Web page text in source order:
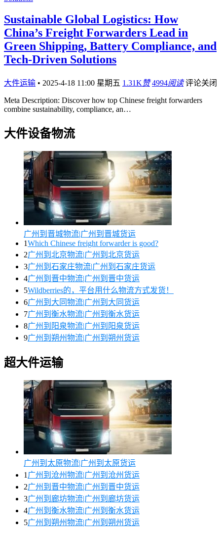
Sustainable Global Logistics: How
China’s Freight Forwarders Lead in
Green Shipping, Battery Compliance, and
Tech-Driven Solutions
大件运输 • 2025-4-18 11:00 星期五 1.31K赞 4994阅读 评论关闭
Meta Description: Discover how top Chinese freight forwarders
combine sustainability, compliance, an…
大件设备物流
广州到晋城物流|广州到晋城货运
1Which Chinese freight forwarder is good?
2广州到北京物流|广州到北京货运
3广州到石家庄物流|广州到石家庄货运
4广州到晋中物流|广州到晋中货运
5Wildberries的，平台用什么物流方式发货！
6广州到大同物流|广州到大同货运
7广州到衡水物流|广州到衡水货运
8广州到阳泉物流|广州到阳泉货运
9广州到朔州物流|广州到朔州货运
超大件运输
广州到太原物流|广州到太原货运
1 广州到沧州物流|广州到沧州货运
2广州到晋中物流|广州到晋中货运
3广州到廊坊物流|广州到廊坊货运
4广州到衡水物流|广州到衡水货运
5广州到朔州物流|广州到朔州货运